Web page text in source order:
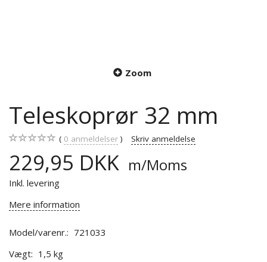
Zoom
Teleskoprør 32 mm
0 anmeldelser Skriv anmeldelse
229,95 DKK m/Moms
Inkl. levering
Mere information
Model/varenr.: 721033
Vægt: 1,5 kg